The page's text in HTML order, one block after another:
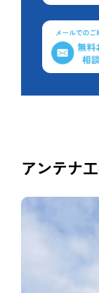
アンテナ